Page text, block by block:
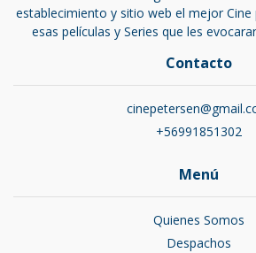
establecimiento y sitio web el mejor Cine
esas películas y Series que les
Contacto
+56991851302
Menú
Quienes Somos
Despachos